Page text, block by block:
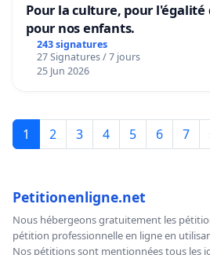
Pour la culture, pour l'égalité
pour nos enfants.
243 signatures
27 Signatures / 7 jours
25 Jun 2026
1 2 3 4 5 6 7
Petitionenligne.net
Nous hébergeons gratuitement les
pétition professionnelle en ligne en
Nos pétitions sont mentionnées tous les